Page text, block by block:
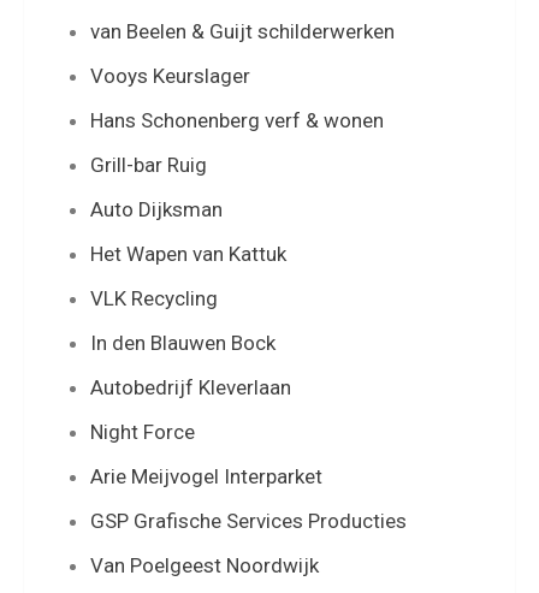
van Beelen & Guijt schilderwerken
Vooys Keurslager
Hans Schonenberg verf & wonen
Grill-bar Ruig
Auto Dijksman
Het Wapen van Kattuk
VLK Recycling
In den Blauwen Bock
Autobedrijf Kleverlaan
Night Force
Arie Meijvogel Interparket
GSP Grafische Services Producties
Van Poelgeest Noordwijk